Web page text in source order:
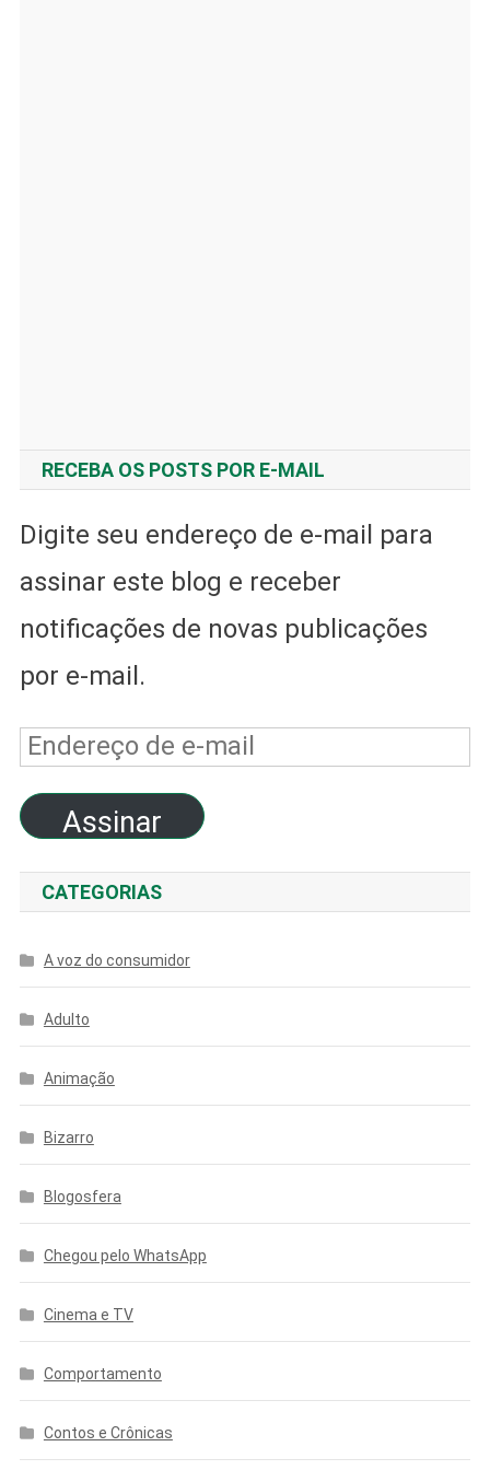
RECEBA OS POSTS POR E-MAIL
Digite seu endereço de e-mail para
assinar este blog e receber
notificações de novas publicações
por e-mail.
Endereço
de
e-
mail
Assinar
CATEGORIAS
A voz do consumidor
Adulto
Animação
Bizarro
Blogosfera
Chegou pelo WhatsApp
Cinema e TV
Comportamento
Contos e Crônicas